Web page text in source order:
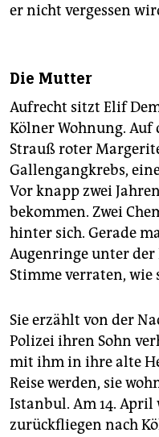
er nicht vergessen
Die Mutter
Aufrecht sitzt Elif
Kölner Wohnung. Auf
Strauß roter
Gallengangkrebs,
Vor knapp zwei
bekommen. Zwei
hinter sich. Gerade
Augenringe unter
Stimme verraten, wie
Sie erzählt von der
Polizei ihren Sohn
mit ihm in ihre alte
Reise werden, sie
Istanbul. Am 14.
zurückfliegen nach